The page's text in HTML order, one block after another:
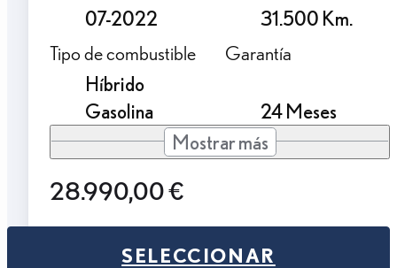
07-2022
31.500 Km.
Tipo de combustible
Híbrido
Gasolina
Garantía
24 Meses
Mostrar más
28.990,00 €
SELECCIONAR